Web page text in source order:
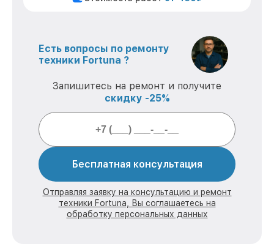
Есть вопросы по ремонту
техники Fortuna ?
Запишитесь на ремонт и получите
скидку -25%
Бесплатная консультация
Отправляя заявку на консультацию и ремонт
техники Fortuna, Вы соглашаетесь на
обработку персональных данных